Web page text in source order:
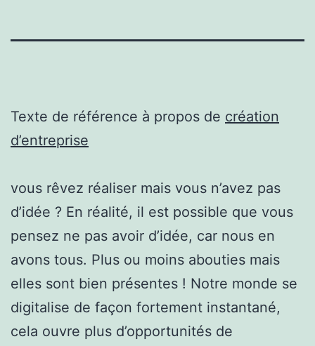
Texte de référence à propos de création
d’entreprise
vous rêvez réaliser mais vous n’avez pas
d’idée ? En réalité, il est possible que vous
pensez ne pas avoir d’idée, car nous en
avons tous. Plus ou moins abouties mais
elles sont bien présentes ! Notre monde se
digitalise de façon fortement instantané,
cela ouvre plus d’opportunités de